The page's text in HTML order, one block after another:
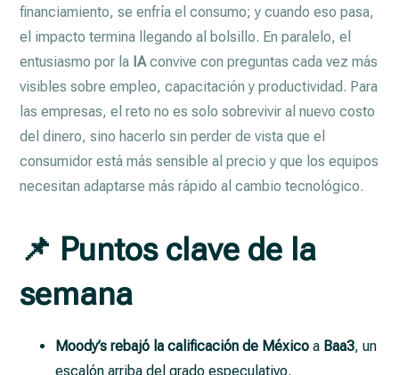
financiamiento, se enfría el consumo; y cuando eso pasa,
el impacto termina llegando al bolsillo. En paralelo, el
entusiasmo por la IAconvive con preguntas cada vez más
visibles sobre empleo, capacitación y productividad. Para
las empresas, el reto no es solo sobrevivir al nuevo costo
del dinero, sino hacerlo sin perder de vista que el
consumidor está más sensible al precio y que los equipos
necesitan adaptarse más rápido al cambio tecnológico.
📌 Puntos clave de la
semana
Moody’s rebajó la calificación de México a Baa3, un
escalón arriba del grado especulativo.